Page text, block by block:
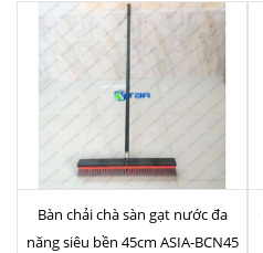
Bàn chải chà sàn gạt nước đa
năng siêu bền 45cm ASIA-BCN45